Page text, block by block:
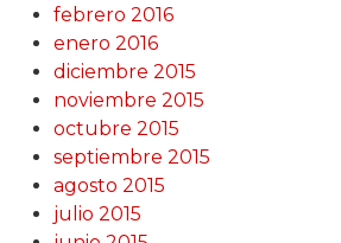
febrero 2016
enero 2016
diciembre 2015
noviembre 2015
octubre 2015
septiembre 2015
agosto 2015
julio 2015